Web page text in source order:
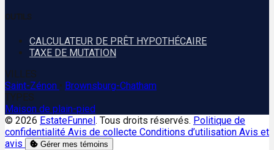
OUTILS
CALCULATEUR DE PRÊT HYPOTHÉCAIRE
TAXE DE MUTATION
VILLES
Saint-Zénon • Brownsburg-Chatham
TYPES
Maison de plain-pied
© 2026 EstateFunnel. Tous droits réservés. Politique de
confidentialité Avis de collecte Conditions d’utilisation Avis et
avis
Gérer mes témoins